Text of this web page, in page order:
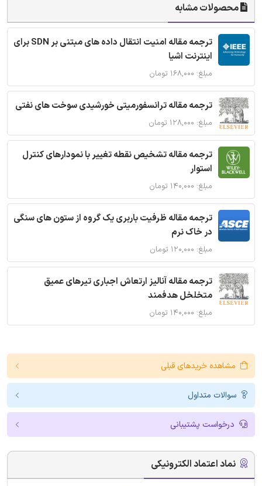
محصولات مشابه
ترجمه مقاله امنیت انتقال داده های مبتنی بر SDN برای
اینترنت اشیا
مبلغ: ۱۶۸,۰۰۰ تومان
ترجمه مقاله ترانسفورمیتی خورشیدی سوخت های نفتی
مبلغ: ۱۲۸,۰۰۰ تومان
ترجمه مقاله تشخیص نقطه تغییر با نمودارهای کنترل
استوار
مبلغ: ۱۴۰,۰۰۰ تومان
ترجمه مقاله ظرفیت باربری یک گروه از ستون های سنگی
در خاک نرم
مبلغ: ۱۲۰,۰۰۰ تومان
ترجمه مقاله آنالیز ارتعاش اجباری تیرهای عمیق
متخلخل هدفمند
مبلغ: ۱۴۰,۰۰۰ تومان
مشاهده خریدهای قبلی
سوالات متداول
درخواست پشتیبانی
نماد اعتماد الکترونیکی